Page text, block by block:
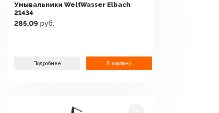
Умывальники WeltWasser Elbach
21434
285,09 руб.
Подробнее В корзину